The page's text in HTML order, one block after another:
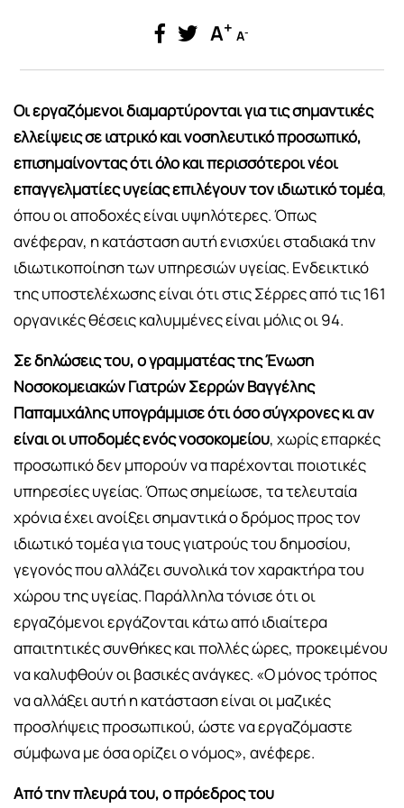
A+ A-
Οι εργαζόμενοι διαμαρτύρονται για τις σημαντικές
ελλείψεις σε ιατρικό και νοσηλευτικό προσωπικό,
επισημαίνοντας ότι όλο και περισσότεροι νέοι
επαγγελματίες υγείας επιλέγουν τον ιδιωτικό τομέα,
όπου οι αποδοχές είναι υψηλότερες. Όπως
ανέφεραν, η κατάσταση αυτή ενισχύει σταδιακά την
ιδιωτικοποίηση των υπηρεσιών υγείας. Ενδεικτικό
της υποστελέχωσης είναι ότι στις Σέρρες από τις 161
οργανικές θέσεις καλυμμένες είναι μόλις οι 94.
Σε δηλώσεις του, ο γραμματέας τηςΈνωση
Νοσοκομειακών Γιατρών ΣερρώνΒαγγέλης
Παπαμιχάληςυπογράμμισε ότι όσο σύγχρονες κι αν
είναι οι υποδομές ενός νοσοκομείου, χωρίς επαρκές
προσωπικό δεν μπορούν να παρέχονται ποιοτικές
υπηρεσίες υγείας. Όπως σημείωσε, τα τελευταία
χρόνια έχει ανοίξει σημαντικά ο δρόμος προς τον
ιδιωτικό τομέα για τους γιατρούς του δημοσίου,
γεγονός που αλλάζει συνολικά τον χαρακτήρα του
χώρου της υγείας. Παράλληλα τόνισε ότι οι
εργαζόμενοι εργάζονται κάτω από ιδιαίτερα
απαιτητικές συνθήκες και πολλές ώρες, προκειμένου
να καλυφθούν οι βασικές ανάγκες. «Ο μόνος τρόπος
να αλλάξει αυτή η κατάσταση είναι οι μαζικές
προσλήψεις προσωπικού, ώστε να εργαζόμαστε
σύμφωνα με όσα ορίζει ο νόμος», ανέφερε.
Από την πλευρά του, ο πρόεδρος του